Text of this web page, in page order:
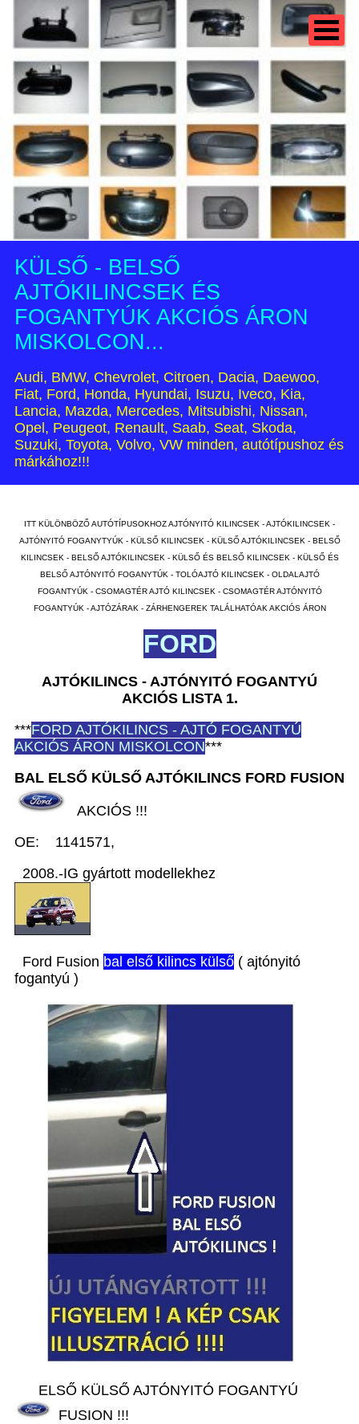
KÜLSŐ - BELSŐ
AJTÓKILINCSEK ÉS
FOGANTYÚK AKCIÓS ÁRON
MISKOLCON...
Audi, BMW, Chevrolet, Citroen, Dacia, Daewoo,
Fiat, Ford, Honda, Hyundai, Isuzu, Iveco, Kia,
Lancia, Mazda, Mercedes, Mitsubishi, Nissan,
Opel, Peugeot, Renault, Saab, Seat, Skoda,
Suzuki, Toyota, Volvo, VW minden, autótípushoz és
márkához!!!
ITT KÜLÖNBÖZŐ AUTÓTÍPUSOKHOZ AJTÓNYITÓ KILINCSEK - AJTÓKILINCSEK -
AJTÓNYITÓ FOGANYTYÚK - KÜLSŐ KILINCSEK - KÜLSŐ AJTÓKILINCSEK - BELSŐ
KILINCSEK - BELSŐ AJTÓKILINCSEK - KÜLSŐ ÉS BELSŐ KILINCSEK - KÜLSŐ ÉS
BELSŐ AJTÓNYITÓ FOGANYTÚK - TOLÓAJTÓ KILINCSEK - OLDALAJTÓ
FOGANTYÚK - CSOMAGTÉR AJTÓ KILINCSEK - CSOMAGTÉR AJTÓNYITÓ
FOGANTYÚK - AJTÓZÁRAK - ZÁRHENGEREK TALÁLHATÓAK AKCIÓS ÁRON
FORD
AJTÓKILINCS - AJTÓNYITÓ FOGANTYÚ
AKCIÓS LISTA 1.
***FORD AJTÓKILINCS - AJTÓ FOGANTYÚ
AKCIÓS ÁRON MISKOLCON***
BAL ELSŐ KÜLSŐ AJTÓKILINCS FORD FUSION
AKCIÓS !!!
OE: 1141571,
2008.-IG gyártott modellekhez
Ford Fusion bal első kilincs külső ( ajtónyitó
fogantyú )
ELSŐ KÜLSŐ AJTÓNYITÓ FOGANTYÚ
FUSION !!!